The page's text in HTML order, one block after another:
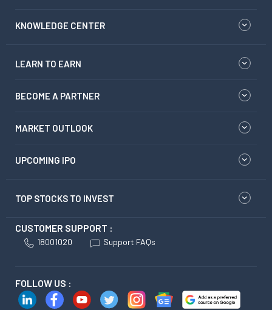
KNOWLEDGE CENTER
LEARN TO EARN
BECOME A PARTNER
MARKET OUTLOOK
UPCOMING IPO
TOP STOCKS TO INVEST
CUSTOMER SUPPORT :
18001020 Support FAQs
FOLLOW US :